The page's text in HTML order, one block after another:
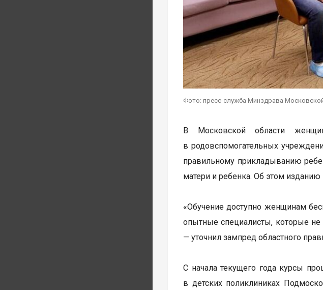
Фото: пресс-служба Минздрава
В Московской области
в родовспомогательных
правильному прикладыванию
матери и ребенка. Об этом
«Обучение доступно женщинам
опытные специалисты, которые
— уточнил зампред областного
С начала текущего года курсы
в детских поликлиниках